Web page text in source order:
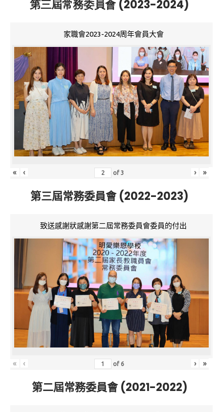
第三屆常務委員會 (2023-2024)
家職會2023-2024周年會員大會
« ‹ of3 › »
第三屆常務委員會 (2022-2023)
致送感謝狀感謝第二屆常務委員會委員的付出
« ‹ of 6 › »
第二屆常務委員會 (2021-2022)